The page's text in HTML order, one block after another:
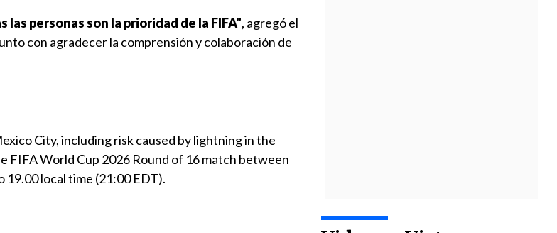
personas son la prioridad de la FIFA", agregó el
con agradecer la comprensión y colaboración de
City, including risk caused by lightning in the
World Cup 2026 Round of 16 match between
19.00 local time (21:00 EDT).